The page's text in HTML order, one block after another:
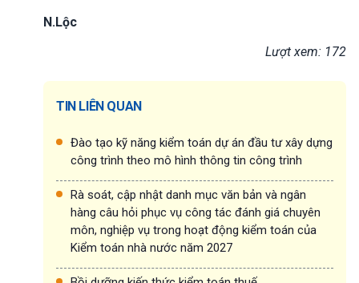
N.Lộc
Lượt xem: 172
TIN LIÊN QUAN
Đào tạo kỹ năng kiểm toán dự án đầu tư xây dựng
công trình theo mô hình thông tin công trình
Rà soát, cập nhật danh mục văn bản và ngân
hàng câu hỏi phục vụ công tác đánh giá chuyên
môn, nghiệp vụ trong hoạt động kiểm toán của
Kiểm toán nhà nước năm 2027